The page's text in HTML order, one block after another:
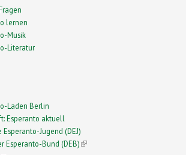
lernen
Musik
Literatur
Laden Berlin
Esperanto aktuell
Esperanto-Jugend (DEJ)
Esperanto-Bund (DEB)(link is external)